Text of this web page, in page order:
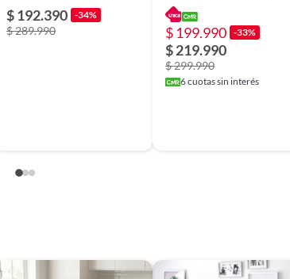
$ 192.390 -34%
$ 289.990 $ 199.990 -33%
$ 219.990
$ 299.990
6cuotas sin interés